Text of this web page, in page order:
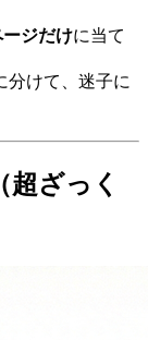
ジだけに当て
分けて、迷子に
超ざっく